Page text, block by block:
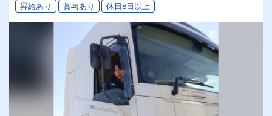
昇給あり 賞与あり 休日8日以上